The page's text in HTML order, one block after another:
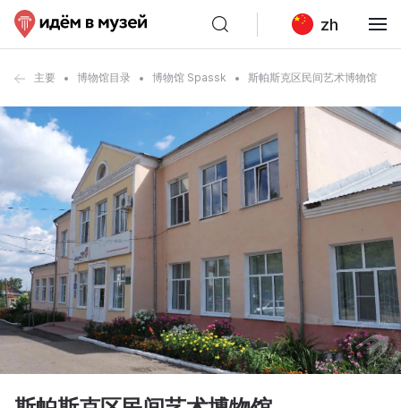
zh
主要 博物馆目录 博物馆 Spassk 斯帕斯克区民间艺术博物馆